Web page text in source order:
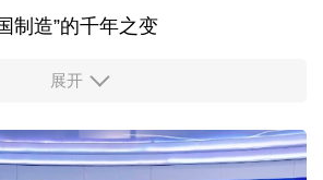
制造”的千年之变
金融打出“组合拳”
应用 中国让AI变得更具实用价值
展开